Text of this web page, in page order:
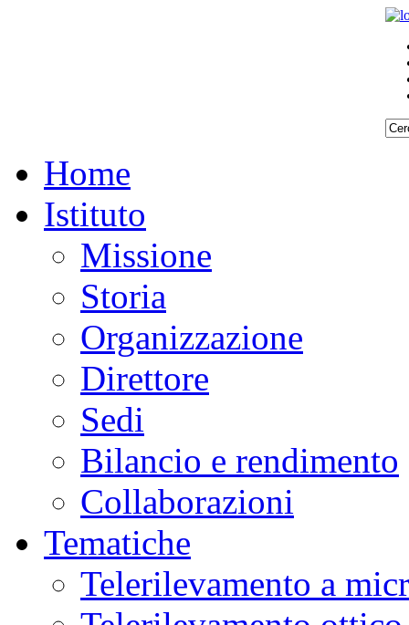
Home
Istituto
Missione
Storia
Organizzazione
Direttore
Sedi
Bilancio e rendimento
Collaborazioni
Tematiche
Telerilevamento a